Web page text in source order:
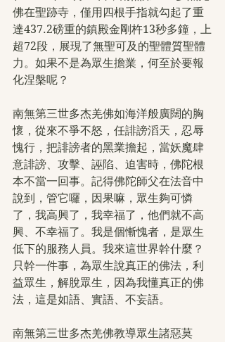
佛在聖跡寺，僅用四根手指就勾起了重
達437.2磅重的鎮殿金剛杵13秒多鐘，上
超72段，展現了無聖可及的聖體質聖體
力。如果不是為眾生擔業，何至於要報
化涅槃呢？
南無第三世多杰羌佛如海洋般廣闊的胸
懷，從來不爭不怒，任誹謗滔天，忍辱
愧行，把誹謗者的黑業擔起，當妖魔肆
意誹謗、攻擊、誣陷、迫害時，佛陀根
本不當一回事。記得佛陀師父在法音中
說到，管它囉，因果嘛，眾生夠可憐
了，我高興了，我幸福了，他們就不高
興、不幸福了。我是個慚愧者，是眾生
低下的服務人員。我來這世界幹什麼？
只幹一件事，為眾生說真正的佛法，利
益眾生，解脫眾生，因為我懂真正的佛
法，這是如語、實語、不妄語。
南無第三世多杰羌佛教導眾生諸惡莫